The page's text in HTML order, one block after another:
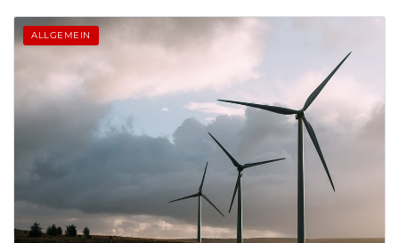
ALLGEMEIN